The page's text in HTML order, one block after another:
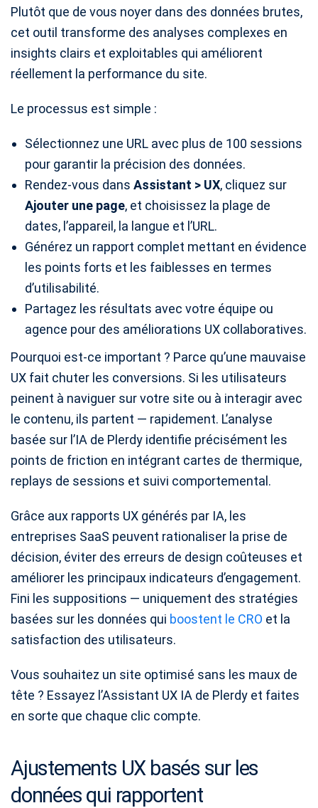
Plutôt que de vous noyer dans des données brutes,
cet outil transforme des analyses complexes en
insights clairs et exploitables qui améliorent
réellement la performance du site.
Le processus est simple :
Sélectionnez une URL avec plus de 100 sessions
pour garantir la précision des données.
Rendez-vous dans Assistant > UX, cliquez sur
Ajouter une page, et choisissez la plage de
dates, l’appareil, la langue et l’URL.
Générez un rapport complet mettant en évidence
les points forts et les faiblesses en termes
d’utilisabilité.
Partagez les résultats avec votre équipe ou
agence pour des améliorations UX collaboratives.
Pourquoi est-ce important ? Parce qu’une mauvaise
UX fait chuter les conversions. Si les utilisateurs
peinent à naviguer sur votre site ou à interagir avec
le contenu, ils partent — rapidement. L’analyse
basée sur l’IA de Plerdy identifie précisément les
points de friction en intégrant cartes de thermique,
replays de sessions et suivi comportemental.
Grâce aux rapports UX générés par IA, les
entreprises SaaS peuvent rationaliser la prise de
décision, éviter des erreurs de design coûteuses et
améliorer les principaux indicateurs d’engagement.
Fini les suppositions — uniquement des stratégies
basées sur les données qui boostent le CRO et la
satisfaction des utilisateurs.
Vous souhaitez un site optimisé sans les maux de
tête ? Essayez l’Assistant UX IA de Plerdy et faites
en sorte que chaque clic compte.
Ajustements UX basés sur les
données qui rapportent